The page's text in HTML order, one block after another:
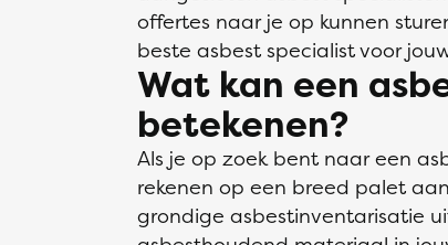
offertes naar je op kunnen
beste asbest specialist voor
Wat kan een
betekenen?
Als je op zoek bent naar een
rekenen op een breed palet
grondige asbestinventarisatie